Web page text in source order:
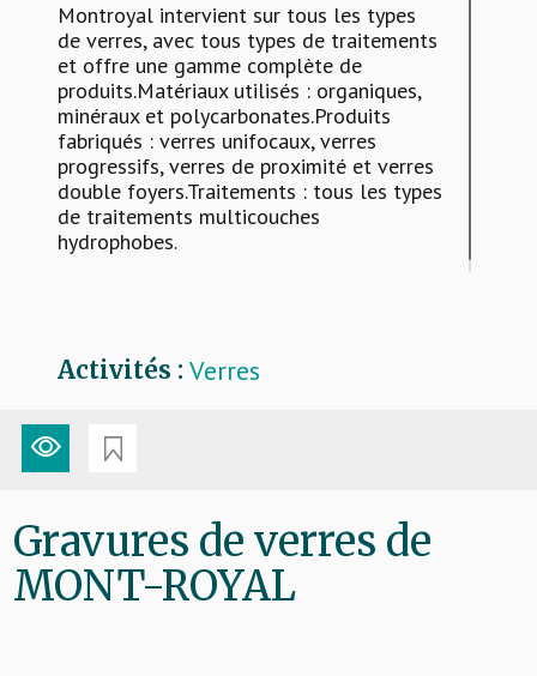
Montroyal intervient sur tous les types
de verres, avec tous types de traitements
et offre une gamme complète de
produits.Matériaux utilisés : organiques,
minéraux et polycarbonates.Produits
fabriqués : verres unifocaux, verres
progressifs, verres de proximité et verres
double foyers.Traitements : tous les types
de traitements multicouches
hydrophobes.
Activités : Verres
Gravures de verres de
MONT-ROYAL